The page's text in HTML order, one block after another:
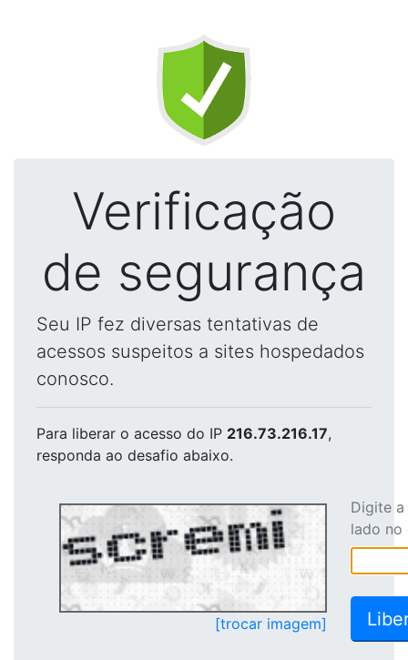
Verificação
de segurança
Seu IP fez diversas tentativas de
acessos suspeitos a sites hospedados
conosco.
Para liberar o acesso do IP 216.73.216.17,
responda ao desafio abaixo.
[trocar imagem]
Digite
lado no